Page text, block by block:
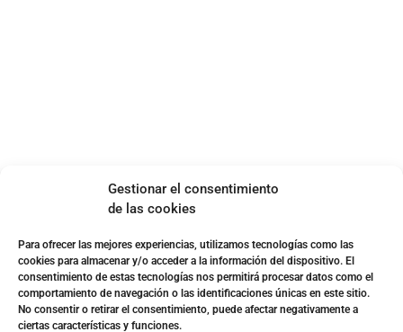
Gestionar el consentimiento
de las cookies
Para ofrecer las mejores experiencias, utilizamos tecnologías como las
cookies para almacenar y/o acceder a la información del dispositivo. El
consentimiento de estas tecnologías nos permitirá procesar datos como el
comportamiento de navegación o las identificaciones únicas en este sitio.
No consentir o retirar el consentimiento, puede afectar negativamente a
ciertas características y funciones.
Apuesta con responsabilidad